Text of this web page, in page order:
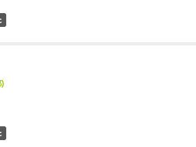
)